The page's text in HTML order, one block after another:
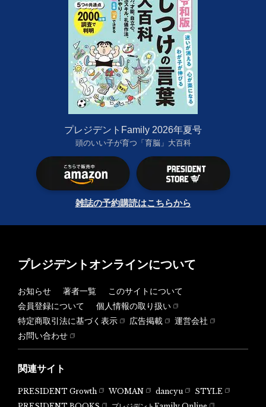
プレジデントFamily 2026年夏号
頭のいい子が育つ「育脳」大百科
雑誌の予約購読はこちらから
プレジデントオンラインについて
お知らせ 著者一覧
このサイトについて
会員登録について
個人情報の取り扱い
特定商取引法に基づく表示
広告掲載
運営会社
お問い合わせ
関連サイト
PRESIDENT Growth WOMAN dancyu
STYLE